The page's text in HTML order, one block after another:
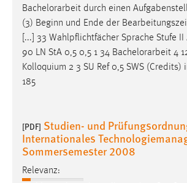
Bachelorarbeit durch einen
(3) Beginn und Ende der
[...] 33 Wahlpflichtfächer Sprache Stufe II
90 LN StA 0,5 0,5 1 34 Bachelorarbeit 4
Kolloquium 2 3 SU Ref 0,5 SWS (Credits)
185
[PDF] Studien- und
Internationales
Sommersemester 2008
Relevanz: